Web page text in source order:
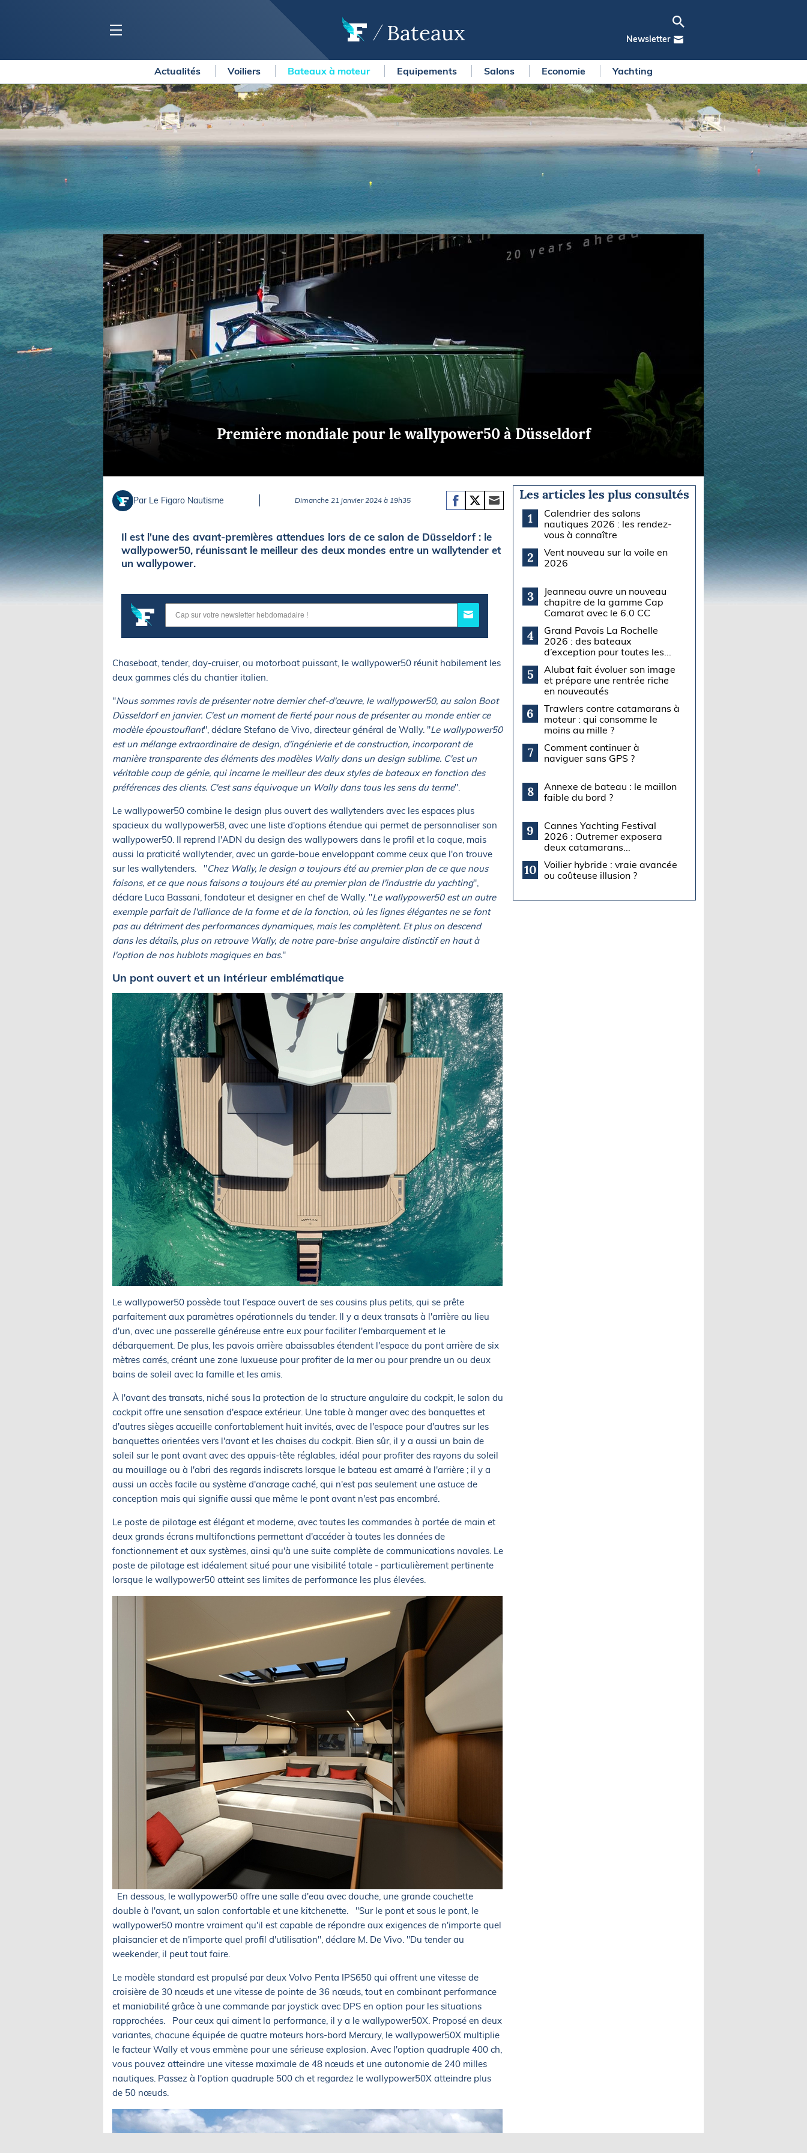
Bateaux Newsletter
BLOC MARINE
Ports
Carnets de voyage
Dossiers de la rédaction
Collection Bloc Marine
Application Bloc Marine
Règlementation
BATEAUX
Voiliers
Bateaux à moteur
Equipements
Salons
Economie
Yachting
COURSES
Courses au large
Régates
La Solitaire du Figaro Paprec
Transat Paprec
Vendée Globe
Arkea Ultim Challenge
Route du Rhum - Destination
Guadeloupe
Transat Café l'Or
America's Cup
LOISIRS
Pêche en mer
Plongée
Glisse
MÉTÉO MARINE
LIFESTYLE
Shopping
Culture nautique
Gastronomie
Blogs
SERVICES
Nos magazines
La newsletter
METEO CONSULT Marine
Actualités Voiliers Bateaux à moteur Equipements Salons Economie Yachting
Première mondiale pour le wallypower50 à Düsseldorf
Par Le Figaro Nautisme Dimanche 21 janvier 2024 à 19h35
Il est l'une des avant-premières attendues lors de ce salon de Düsseldorf : le
wallypower50, réunissant le meilleur des deux mondes entre un wallytender et
un wallypower.
Chaseboat, tender, day-cruiser, ou motorboat puissant, le wallypower50 réunit habilement les
deux gammes clés du chantier italien.
"Nous sommes ravis de présenter notre dernier chef-d'œuvre, le wallypower50, au salon Boot
Düsseldorf en janvier. C'est un moment de fierté pour nous de présenter au monde entier ce
modèle époustouflant", déclare Stefano de Vivo, directeur général de Wally. "Le wallypower50
est un mélange extraordinaire de design, d'ingénierie et de construction, incorporant de
manière transparente des éléments des modèles Wally dans un design sublime. C'est un
véritable coup de génie, qui incarne le meilleur des deux styles de bateaux en fonction des
préférences des clients. C'est sans équivoque un Wally dans tous les sens du terme".
Le wallypower50 combine le design plus ouvert des wallytenders avec les espaces plus
spacieux du wallypower58, avec une liste d'options étendue qui permet de personnaliser son
wallypower50. Il reprend l'ADN du design des wallypowers dans le profil et la coque, mais
aussi la praticité wallytender, avec un garde-boue enveloppant comme ceux que l'on trouve
sur les wallytenders. "Chez Wally, le design a toujours été au premier plan de ce que nous
faisons, et ce que nous faisons a toujours été au premier plan de l'industrie du yachting",
déclare Luca Bassani, fondateur et designer en chef de Wally. "Le wallypower50 est un autre
exemple parfait de l'alliance de la forme et de la fonction, où les lignes élégantes ne se font
pas au détriment des performances dynamiques, mais les complètent. Et plus on descend
dans les détails, plus on retrouve Wally, de notre pare-brise angulaire distinctif en haut à
l'option de nos hublots magiques en bas."
Un pont ouvert et un intérieur emblématique
Le wallypower50 possède tout l'espace ouvert de ses cousins plus petits, qui se prête
parfaitement aux paramètres opérationnels du tender. Il y a deux transats à l'arrière au lieu
d'un, avec une passerelle généreuse entre eux pour faciliter l'embarquement et le
débarquement. De plus, les pavois arrière abaissables étendent l'espace du pont arrière de six
mètres carrés, créant une zone luxueuse pour profiter de la mer ou pour prendre un ou deux
bains de soleil avec la famille et les amis.
À l'avant des transats, niché sous la protection de la structure angulaire du cockpit, le salon du
cockpit offre une sensation d'espace extérieur. Une table à manger avec des banquettes et
d'autres sièges accueille confortablement huit invités, avec de l'espace pour d'autres sur les
banquettes orientées vers l'avant et les chaises du cockpit. Bien sûr, il y a aussi un bain de
soleil sur le pont avant avec des appuis-tête réglables, idéal pour profiter des rayons du soleil
au mouillage ou à l'abri des regards indiscrets lorsque le bateau est amarré à l'arrière ; il y a
aussi un accès facile au système d'ancrage caché, qui n'est pas seulement une astuce de
conception mais qui signifie aussi que même le pont avant n'est pas encombré.
Le poste de pilotage est élégant et moderne, avec toutes les commandes à portée de main et
deux grands écrans multifonctions permettant d'accéder à toutes les données de
fonctionnement et aux systèmes, ainsi qu'à une suite complète de communications navales. Le
poste de pilotage est idéalement situé pour une visibilité totale - particulièrement pertinente
lorsque le wallypower50 atteint ses limites de performance les plus élevées.
En dessous, le wallypower50 offre une salle d'eau avec douche, une grande couchette
double à l'avant, un salon confortable et une kitchenette. "Sur le pont et sous le pont, le
wallypower50 montre vraiment qu'il est capable de répondre aux exigences de n'importe quel
plaisancier et de n'importe quel profil d'utilisation", déclare M. De Vivo. "Du tender au
weekender, il peut tout faire.
Le modèle standard est propulsé par deux Volvo Penta IPS650 qui offrent une vitesse de
croisière de 30 nœuds et une vitesse de pointe de 36 nœuds, tout en combinant performance
et maniabilité grâce à une commande par joystick avec DPS en option pour les situations
rapprochées. Pour ceux qui aiment la performance, il y a le wallypower50X. Proposé en deux
variantes, chacune équipée de quatre moteurs hors-bord Mercury, le wallypower50X multiplie
le facteur Wally et vous emmène pour une sérieuse explosion. Avec l'option quadruple 400 ch,
vous pouvez atteindre une vitesse maximale de 48 nœuds et une autonomie de 240 milles
nautiques. Passez à l'option quadruple 500 ch et regardez le wallypower50X atteindre plus
de 50 nœuds.
Les articles les plus consultés
1
Calendrier des salons
nautiques 2026 : les rendez-
vous à connaître
2
Vent nouveau sur la voile en
2026
3
Jeanneau ouvre un nouveau
chapitre de la gamme Cap
Camarat avec le 6.0 CC
4
Grand Pavois La Rochelle
2026 : des bateaux
d’exception pour toutes les...
5
Alubat fait évoluer son image
et prépare une rentrée riche
en nouveautés
6
Trawlers contre catamarans à
moteur : qui consomme le
moins au mille ?
7
Comment continuer à
naviguer sans GPS ?
8
Annexe de bateau : le maillon
faible du bord ?
9
Cannes Yachting Festival
2026 : Outremer exposera
deux catamarans...
10
Voilier hybride : vraie avancée
ou coûteuse illusion ?